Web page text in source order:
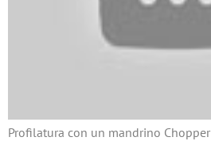
Profilatura con un mandrino Chopper